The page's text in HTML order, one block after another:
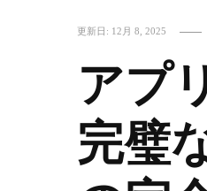
更新日: 12月 8, 2025
アプ
完璧